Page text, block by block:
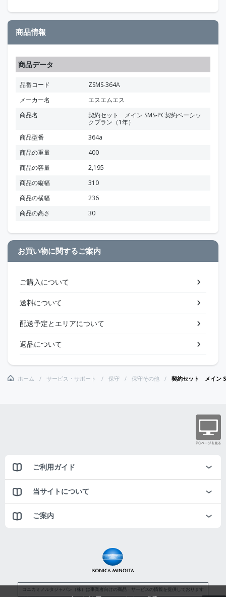
商品情報
商品データ
品番コード
ZSMS-364A
メーカー名
エスエムエス
商品名
契約セット メイン SMS-PC契約ベーシッ
クプラン（1年）
商品型番
364a
商品の重量
400
商品の容量
2,195
商品の縦幅
310
商品の横幅
236
商品の高さ
30
お買い物に関するご案内
ご購入について
送料について
配送予定とエリアについて
返品について
ホーム サービス・サポート 保守 保守その他 契約セット メイン
ご利用ガイド
当サイトについて
ご案内
コニカミノルタジャパン（株）は事業者向けの商品・サービスの情報を提供しております